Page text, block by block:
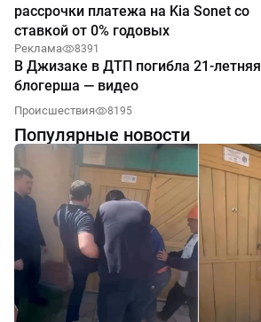
рассрочки платежа на Kia Sonet со
ставкой от 0% годовых
Реклама 8391
В Джизаке в ДТП погибла 21-летняя
блогерша — видео
Происшествия 8195
Популярные новости